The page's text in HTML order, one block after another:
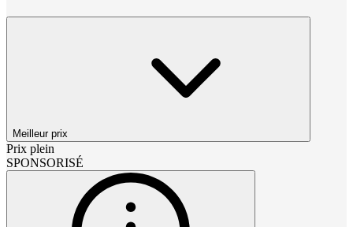
Meilleur prix
Prix plein
SPONSORISÉ